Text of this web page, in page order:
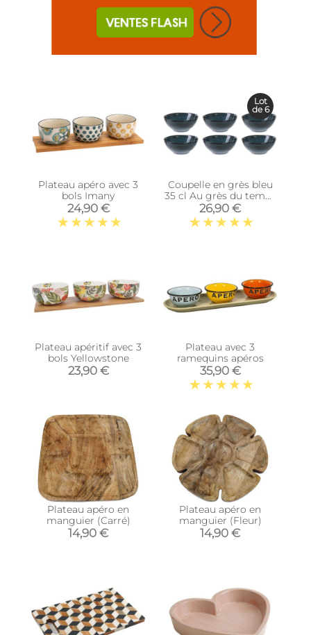
Plateau apéro avec 3
bols Imany
24,90 €
Coupelle en grès bleu
35 cl Au grès du temps
(Lot de 6)
26,90 €
Lot
de 6
Plateau apéritif avec 3
bols Yellowstone
23,90 €
Plateau avec 3
ramequins apéros
35,90 €
Plateau apéro en
manguier (Carré)
14,90 €
Plateau apéro en
manguier (Fleur)
14,90 €